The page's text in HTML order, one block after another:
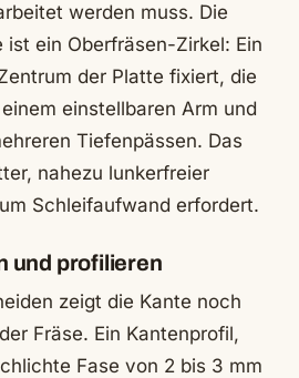
werden muss. Die
ist ein Oberfräsen-Zirkel: Ein
der Platte fixiert, die
einstellbaren Arm und
Tiefenpässen. Das
nahezu lunkerfreier
Schleifaufwand erfordert.
und profilieren
zeigt die Kante noch
Fräse. Ein Kantenprofil,
Fase von 2 bis 3 mm